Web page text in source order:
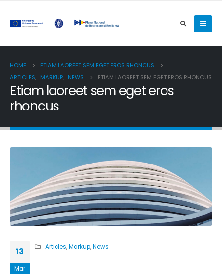
HOME
ETIAM LAOREET SEM EGET EROS RHONCUS
ARTICLES, MARKUP, NEWS ETIAM LAOREET SEM EGET EROS RHONCUS
Etiam laoreet sem eget eros
rhoncus
13
Mar
Articles,Markup,News